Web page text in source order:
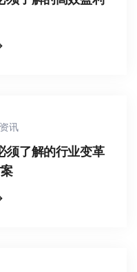
讯
须了解的行业变革